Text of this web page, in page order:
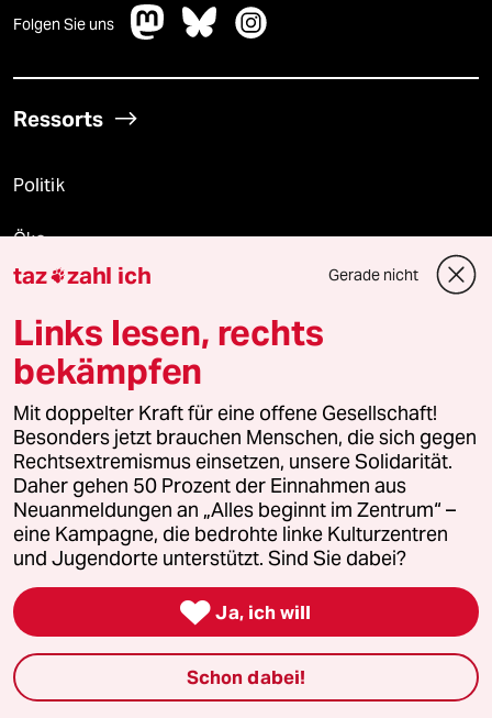
Folgen Sie uns
Ressorts
Politik
Öko
Kultur
Sport
Berlin
Nord
Wahrheit
Themen
taz zahl ich Gerade nicht
Links lesen, rechts
bekämpfen
Mit doppelter Kraft für eine offene Gesellschaft!
Besonders jetzt brauchen Menschen, die sich gegen
Rechtsextremismus einsetzen, unsere Solidarität.
Daher gehen 50 Prozent der Einnahmen aus
Neuanmeldungen an „Alles beginnt im Zentrum“ –
eine Kampagne, die bedrohte linke Kulturzentren
und Jugendorte unterstützt. Sind Sie dabei?
 Ja, ich will
Schon dabei!